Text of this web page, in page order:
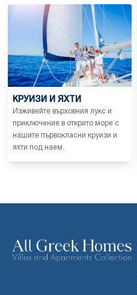
КРУИЗИ И ЯХТИ
Изживейте върховния лукс и
приключение в открито море с
нашите първокласни круизи и
яхти под наем.